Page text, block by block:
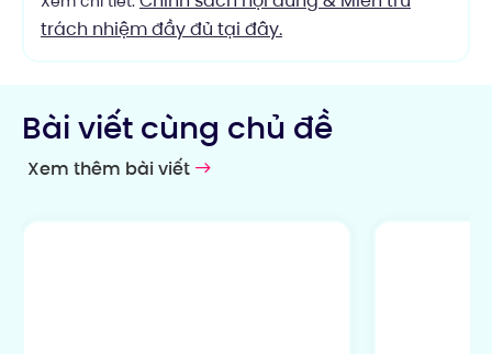
trách nhiệm đầy đủ tại đây.
Bài viết cùng chủ đề
Xem thêm bài viết